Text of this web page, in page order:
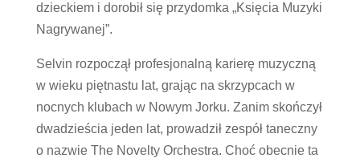
dzieckiem i dorobił się przydomka „Księcia Muzyki
Nagrywanej”.
Selvin rozpoczął profesjonalną karierę muzyczną
w wieku piętnastu lat, grając na skrzypcach w
nocnych klubach w Nowym Jorku. Zanim skończył
dwadzieścia jeden lat, prowadził zespół taneczny
o nazwie The Novelty Orchestra. Choć obecnie ta